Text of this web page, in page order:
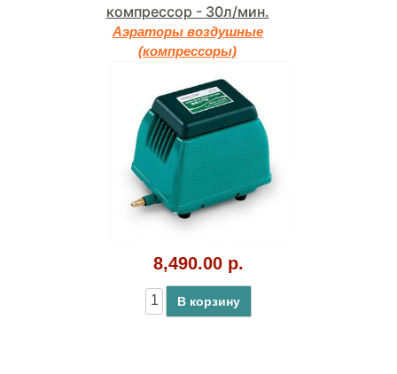
компрессор - 30л/мин.
Аэраторы воздушные
(компрессоры)
8,490.00 р.
В корзину